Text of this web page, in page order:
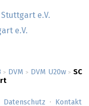
> DVM > DVM U20w > SC
Stuttgart e.V.
e.V.
Datenschutz Kontakt